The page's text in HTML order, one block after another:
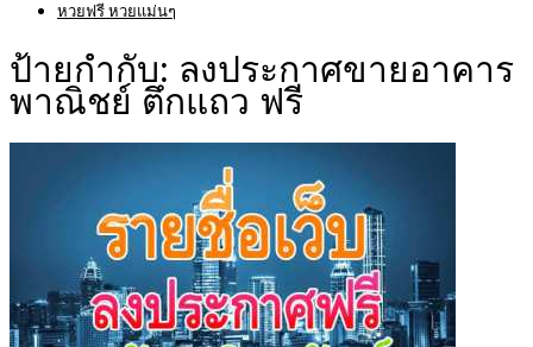
หวยฟรี หวยแม่นๆ
ป้ายกำกับ: ลงประกาศขายอาคาร
พาณิชย์ ตึกแถว ฟรี